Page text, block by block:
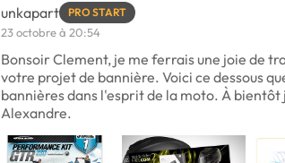
unkapart PRO START
23 octobre à 20:54
Bonsoir Clement, je me ferrais une joie de
votre projet de bannière. Voici ce dessous
bannières dans l'esprit de la moto. À bientôt
Alexandre.